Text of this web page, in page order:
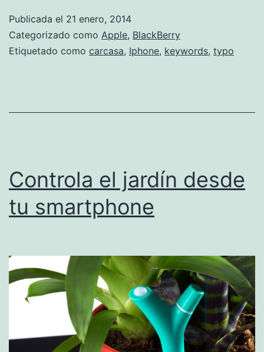
para
iPhone
Publicada el 21 enero, 2014
Categorizado como Apple, BlackBerry
Etiquetado como carcasa, Iphone, keywords, typo
Controla el jardín desde
tu smartphone